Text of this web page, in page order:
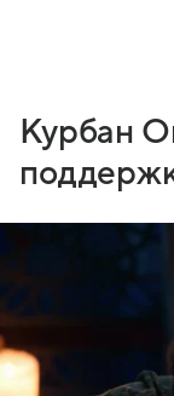
Курбан